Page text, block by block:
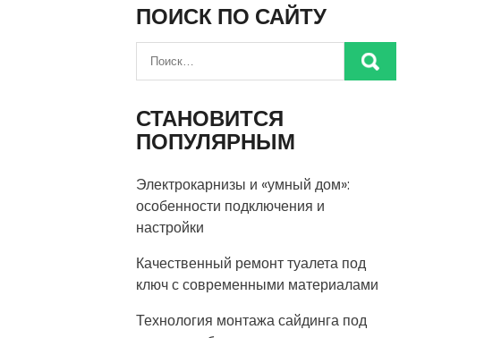
ПОИСК ПО САЙТУ
СТАНОВИТСЯ
ПОПУЛЯРНЫМ
Электрокарнизы и «умный дом»:
особенности подключения и
настройки
Качественный ремонт туалета под
ключ с современными материалами
Технология монтажа сайдинга под